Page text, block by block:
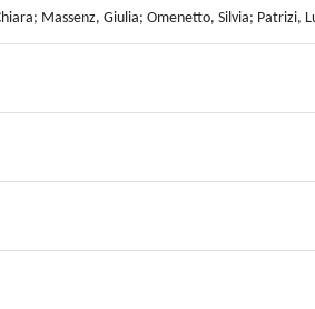
Massenz, Giulia; Omenetto, Silvia; Patrizi,